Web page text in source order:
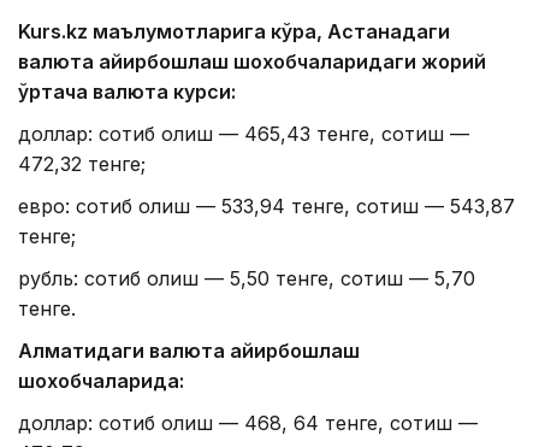
Kurs.kz маълумотларига кўра, Астанадаги
валюта айирбошлаш шохобчаларидаги жорий
ўртача валюта курси:
доллар: сотиб олиш — 465,43 тенге, сотиш —
472,32 тенге;
евро: сотиб олиш — 533,94 тенге, сотиш — 543,87
тенге;
рубль: сотиб олиш — 5,50 тенге, сотиш — 5,70
тенге.
Алматидаги валюта айирбошлаш
шохобчаларида:
доллар: сотиб олиш — 468, 64 тенге, сотиш —